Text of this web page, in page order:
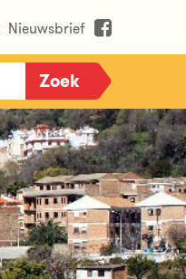
Nieuwsbrief